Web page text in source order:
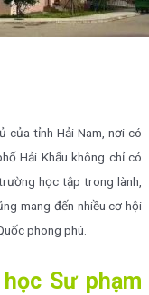
của tỉnh Hải Nam, nơi có
Hải Khẩu không chỉ có
học tập trong lành,
mang đến nhiều cơ hội
phong phú.
Sư phạm